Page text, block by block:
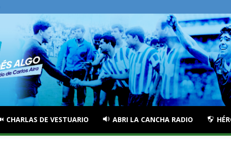
CHARLAS DE VESTUARIO ABRI LA CANCHA RADIO